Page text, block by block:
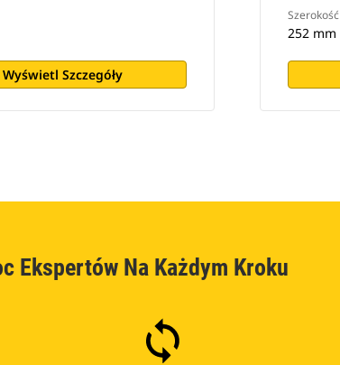
Wyświetl Szczegóły
Szerokość
252 mm
Ekspertów Na Każdym Kroku